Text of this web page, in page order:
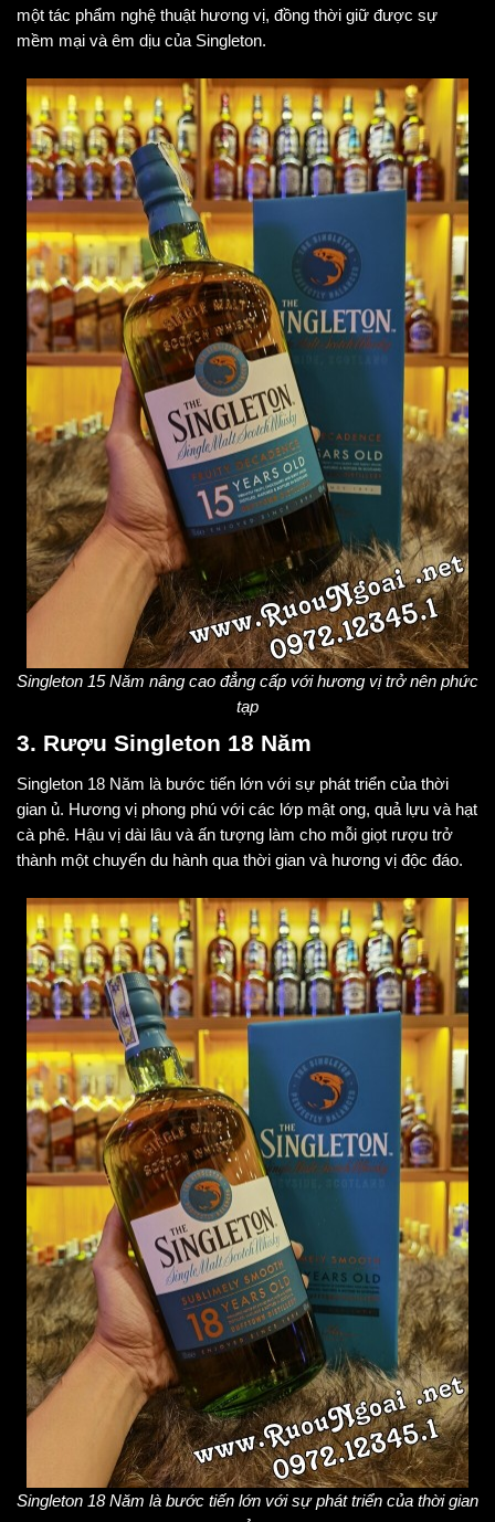
một tác phẩm nghệ thuật hương vị, đồng thời giữ được sự
mềm mại và êm dịu của Singleton.
Singleton 15 Năm nâng cao đẳng cấp với hương vị trở nên phức
tạp
3. Rượu Singleton 18 Năm
Singleton 18 Năm là bước tiến lớn với sự phát triển của thời
gian ủ. Hương vị phong phú với các lớp mật ong, quả lựu và hạt
cà phê. Hậu vị dài lâu và ấn tượng làm cho mỗi giọt rượu trở
thành một chuyến du hành qua thời gian và hương vị độc đáo.
Singleton 18 Năm là bước tiến lớn với sự phát triển của thời gian